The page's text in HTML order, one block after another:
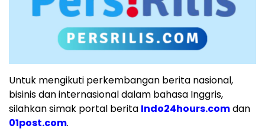
Untuk mengikuti perkembangan berita nasional,
bisinis dan internasional dalam bahasa Inggris,
silahkan simak portal berita Indo24hours.comdan
01post.com.